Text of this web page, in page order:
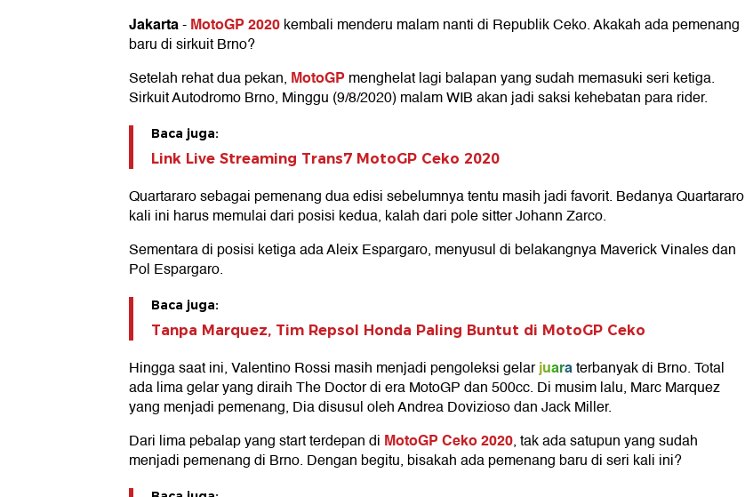
Jakarta-MotoGP 2020kembali menderu malam nanti di Republik Ceko. Akakah ada pemenang
baru di sirkuit Brno?
Setelah rehat dua pekan, MotoGP menghelat lagi balapan yang sudah memasuki seri ketiga.
Sirkuit Autodromo Brno, Minggu (9/8/2020) malam WIB akan jadi saksi kehebatan para rider.
Baca juga:
Link Live Streaming Trans7 MotoGP Ceko 2020
Quartararo sebagai pemenang dua edisi sebelumnya tentu masih jadi favorit. Bedanya Quartararo
kali ini harus memulai dari posisi kedua, kalah dari pole sitter Johann Zarco.
Sementara di posisi ketiga ada Aleix Espargaro, menyusul di belakangnya Maverick Vinales dan
Pol Espargaro.
Baca juga:
Tanpa Marquez, Tim Repsol Honda Paling Buntut di MotoGP Ceko
Hingga saat ini, Valentino Rossi masih menjadi pengoleksi gelarjuaraterbanyak di Brno. Total
ada lima gelar yang diraih The Doctor di era MotoGP dan 500cc. Di musim lalu, Marc Marquez
yang menjadi pemenang, Dia disusul oleh Andrea Dovizioso dan Jack Miller.
Dari lima pebalap yang start terdepan di MotoGP Ceko 2020, tak ada satupun yang sudah
menjadi pemenang di Brno. Dengan begitu, bisakah ada pemenang baru di seri kali ini?